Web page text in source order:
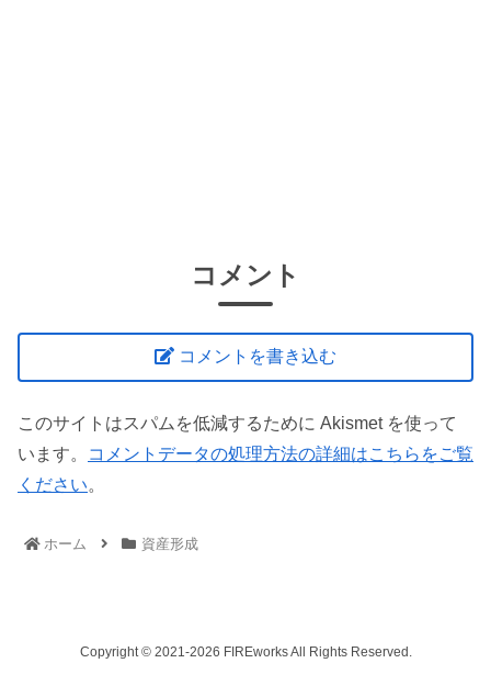
コメント
コメントを書き込む
このサイトはスパムを低減するために Akismet を使って
います。
コメントデータの処理方法の詳細はこちらをご覧
ください。
ホーム 資産形成
Copyright © 2021-2026 FIREworks All Rights Reserved.